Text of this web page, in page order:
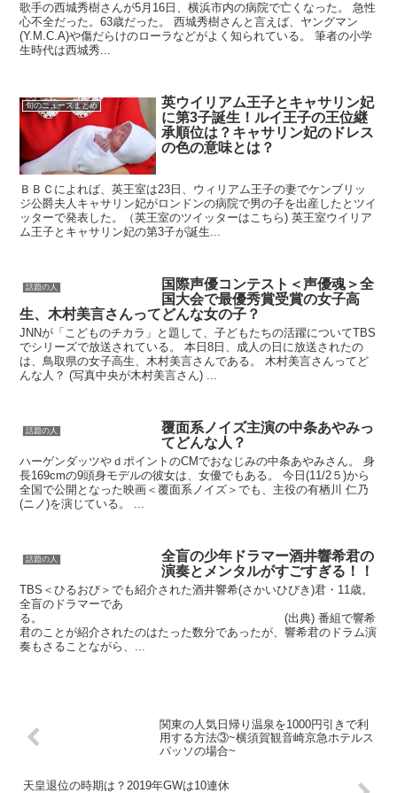
歌手の西城秀樹さんが5月16日、横浜市内の病院で亡くなった。 急性
心不全だった。63歳だった。 西城秀樹さんと言えば、ヤングマン
(Y.M.C.A)や傷だらけのローラなどがよく知られている。 筆者の小学
生時代は西城秀...
旬のニュースまとめ
英ウイリアム王子とキャサリン妃
に第3子誕生！ルイ王子の王位継
承順位は？キャサリン妃のドレス
の色の意味とは？
ＢＢＣによれば、英王室は23日、ウィリアム王子の妻でケンブリッ
ジ公爵夫人キャサリン妃がロンドンの病院で男の子を出産したとツイ
ッターで発表した。（英王室のツイッターはこちら) 英王室ウイリア
ム王子とキャサリン妃の第3子が誕生...
話題の人
国際声優コンテスト＜声優魂＞全
国大会で最優秀賞受賞の女子高
生、木村美言さんってどんな女の子？
JNNが「こどものチカラ」と題して、子どもたちの活躍についてTBS
でシリーズで放送されている。 本日8日、成人の日に放送されたの
は、鳥取県の女子高生、木村美言さんである。 木村美言さんってど
んな人？ (写真中央が木村美言さん) ...
話題の人
覆面系ノイズ主演の中条あやみっ
てどんな人？
ハーゲンダッツやｄポイントのCMでおなじみの中条あやみさん。 身
長169cmの9頭身モデルの彼女は、女優でもある。 今日(11/2５)から
全国で公開となった映画＜覆面系ノイズ＞でも、主役の有栖川 仁乃
(ニノ)を演じている。 ...
話題の人
全盲の少年ドラマー酒井響希君の
演奏とメンタルがすごすぎる！！
TBS＜ひるおび＞でも紹介された酒井響希(さかいひびき)君・11歳。
全盲のドラマーであ
る。 (出典) 番組で響希
君のことが紹介されたのはたった数分であったが、響希君のドラム演
奏もさることながら、...
関東の人気日帰り温泉を1000円引きで利
用する方法③~横須賀観音崎京急ホテルス
パッソの場合~
天皇退位の時期は？2019年GWは10連休